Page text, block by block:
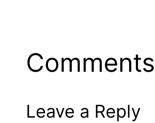
Comments
Leave a Reply